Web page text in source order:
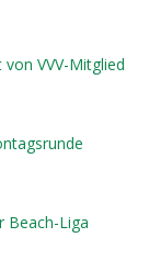
VVV-Mitglied
Beach-Liga